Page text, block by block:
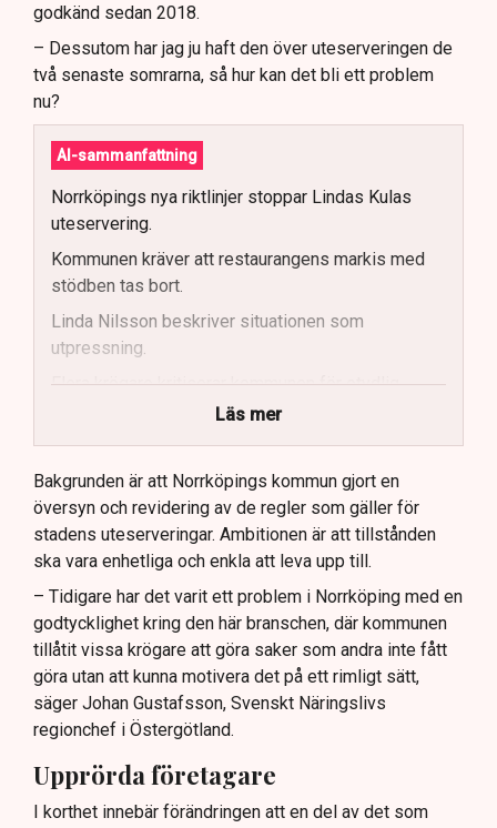
godkänd sedan 2018.
– Dessutom har jag ju haft den över uteserveringen de
två senaste somrarna, så hur kan det bli ett problem
nu?
AI-sammanfattning
Norrköpings nya riktlinjer stoppar Lindas Kulas
uteservering.
Kommunen kräver att restaurangens markis med
stödben tas bort.
Linda Nilsson beskriver situationen som
utpressning.
Flera krögare kritiserar kommunen för otydlig
Kommunen vill skapa enhetliga regler för
uteserveringar.
Lindas Kula ställer in uteserveringen för
sommaren.
Läs mer
Bakgrunden är att Norrköpings kommun gjort en
översyn och revidering av de regler som gäller för
stadens uteserveringar. Ambitionen är att tillstånden
ska vara enhetliga och enkla att leva upp till.
– Tidigare har det varit ett problem i Norrköping med en
godtycklighet kring den här branschen, där kommunen
tillåtit vissa krögare att göra saker som andra inte fått
göra utan att kunna motivera det på ett rimligt sätt,
säger Johan Gustafsson, Svenskt Näringslivs
regionchef i Östergötland.
Upprörda företagare
I korthet innebär förändringen att en del av det som